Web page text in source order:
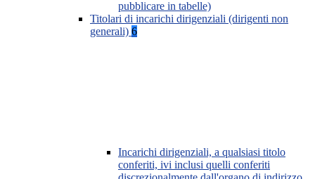
pubblicare in tabelle)
Titolari di incarichi dirigenziali (dirigenti non
generali) 6
Incarichi dirigenziali, a qualsiasi titolo
conferiti, ivi inclusi quelli conferiti